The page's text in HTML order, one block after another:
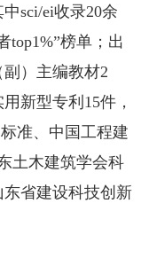
sci/ei收录20余
top1%”榜单；出
）主编教材2
新型专利15件，
准、中国工程建
土木建筑学会科
省建设科技创新